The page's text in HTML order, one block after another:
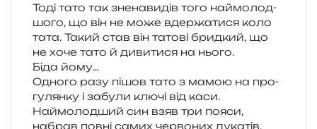
Тоді тато так зне­на­ви­дів того най­мо­лод­
шо­го, що він не може вдер­жа­ти­ся коло
тата. Такий став він тато­ві брид­кий, що
не хоче тато й диви­ти­ся на нього.
Біда йому…
Одного разу пішов тато з мамою на про­
гу­лян­ку і забу­ли ключі від каси.
Наймолодший син взяв три пояси,
набрав повні самих чер­во­них дука­тів.